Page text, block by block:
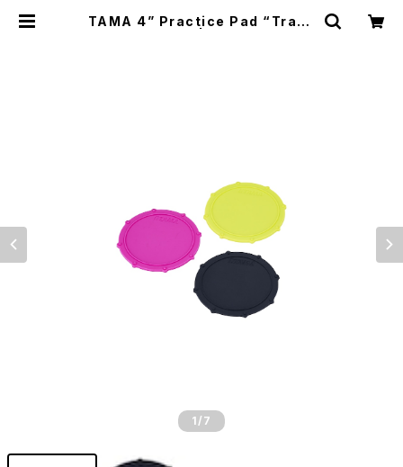
TAMA 4” Practice Pad “Trave
1 /7